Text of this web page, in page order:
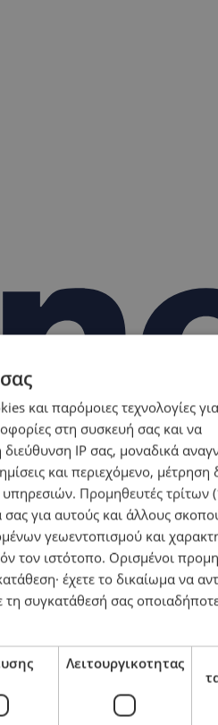
αλλά θα
και παρόμοιες τεχνολογίες
στη συσκευή σας και να
IP σας, μοναδικά
και περιεχόμενο,
υπηρεσιών. Προμηθευτές τρίτων
σας για αυτούς και άλλους
γεωεντοπισμού και
τον ιστότοπο. Ορισμένοι
έχετε το δικαίωμα να
συγκατάθεσή σας
Λειτουργικοτητας